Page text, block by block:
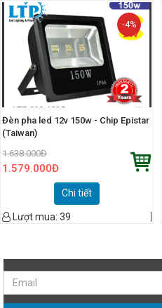
-4%
Đèn pha led 12v 150w - Chip Epistar
(Taiwan)
1.638.000Đ
1.579.000Đ
Chi tiết
Lượt mua: 39